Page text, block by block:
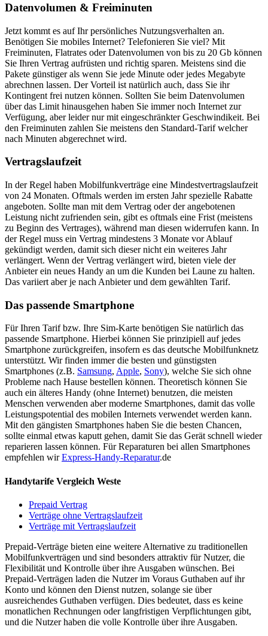
Datenvolumen & Freiminuten
Jetzt kommt es auf Ihr persönliches Nutzungsverhalten an.
Benötigen Sie mobiles Internet? Telefonieren Sie viel? Mit
Freiminuten, Flatrates oder Datenvolumen von bis zu 20 Gb können
Sie Ihren Vertrag aufrüsten und richtig sparen. Meistens sind die
Pakete günstiger als wenn Sie jede Minute oder jedes Megabyte
abrechnen lassen. Der Vorteil ist natürlich auch, dass Sie ihr
Kontingent frei nutzen können. Sollten Sie beim Datenvolumen
über das Limit hinausgehen haben Sie immer noch Internet zur
Verfügung, aber leider nur mit eingeschränkter Geschwindikeit. Bei
den Freiminuten zahlen Sie meistens den Standard-Tarif welcher
nach Minuten abgerechnet wird.
Vertragslaufzeit
In der Regel haben Mobilfunkverträge eine Mindestvertragslaufzeit
von 24 Monaten. Oftmals werden im ersten Jahr spezielle Rabatte
angeboten. Sollte man mit dem Vertrag oder der angebotenen
Leistung nicht zufrienden sein, gibt es oftmals eine Frist (meistens
zu Beginn des Vertrages), während man diesen widerrufen kann. In
der Regel muss ein Vertrag mindestens 3 Monate vor Ablauf
gekündigt werden, damit sich dieser nicht ein weiteres Jahr
verlängert. Wenn der Vertrag verlängert wird, bieten viele der
Anbieter ein neues Handy an um die Kunden bei Laune zu halten.
Das variiert aber je nach Anbieter und dem gewählten Tarif.
Das passende Smartphone
Für Ihren Tarif bzw. Ihre Sim-Karte benötigen Sie natürlich das
passende Smartphone. Hierbei können Sie prinzipiell auf jedes
Smartphone zurückgreifen, insofern es das deutsche Mobilfunknetz
unterstützt. Wir finden immer die besten und günstigsten
Smartphones (z.B. Samsung, Apple, Sony), welche Sie sich ohne
Probleme nach Hause bestellen können. Theoretisch können Sie
auch ein älteres Handy (ohne Internet) benutzen, die meisten
Menschen verwenden aber moderne Smartphones, damit das volle
Leistungspotential des mobilen Internets verwendet werden kann.
Mit den gängisten Smartphones haben Sie die besten Chancen,
sollte einmal etwas kaputt gehen, damit Sie das Gerät schnell wieder
reparieren lassen können. Für Reparaturen bei allen Smartphones
empfehlen wirExpress-Handy-Reparatur.de
Handytarife Vergleich Weste
Prepaid Vertrag
Verträge ohne Vertragslaufzeit
Verträge mit Vertragslaufzeit
Prepaid-Verträge bieten eine weitere Alternative zu traditionellen
Mobilfunkverträgen und sind besonders attraktiv für Nutzer, die
Flexibilität und Kontrolle über ihre Ausgaben wünschen. Bei
Prepaid-Verträgen laden die Nutzer im Voraus Guthaben auf ihr
Konto und können den Dienst nutzen, solange sie über
ausreichendes Guthaben verfügen. Dies bedeutet, dass es keine
monatlichen Rechnungen oder langfristigen Verpflichtungen gibt,
und die Nutzer haben die volle Kontrolle über ihre Ausgaben.